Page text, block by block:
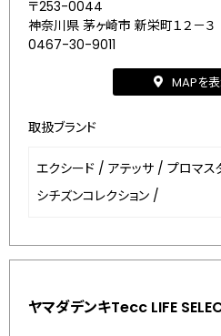
〒253-0044
神奈川県 茅ヶ崎市 新栄町１２－３
0467-30-9011
MAPを
取扱ブランド
エクシード / アテッサ / プロマス
シチズンコレクション /
ヤマダデンキTecc LIFE